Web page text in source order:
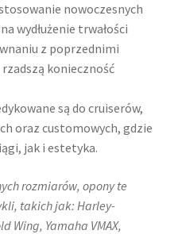
nowoczesnych
wydłużenie trwałości
z poprzednimi
konieczność
są do cruiserów,
oraz customowych, gdzie
jak i estetyka.
rozmiarów, opony te
takich jak:​ Harley-
Wing, Yamaha VMAX,